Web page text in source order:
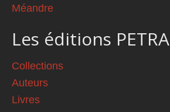
Méandre
Les éditions PETRA
Collections
Auteurs
Livres